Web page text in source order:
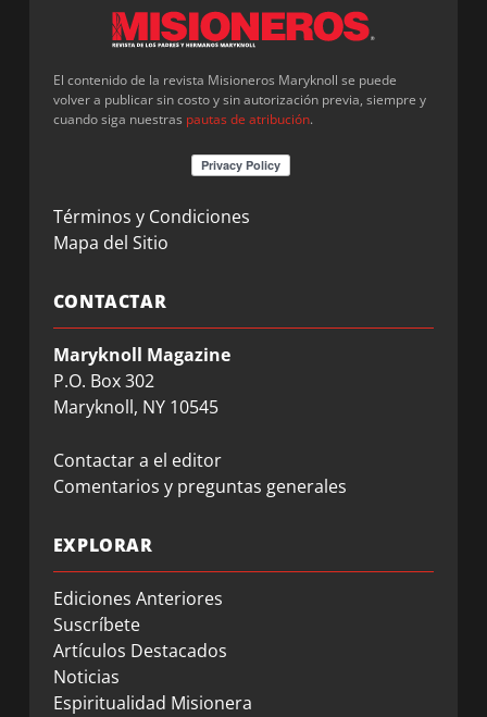
El contenido de la revista Misioneros Maryknoll se puede
volver a publicar sin costo y sin autorización previa, siempre y
cuando siga nuestras pautas de atribución.
Términos y Condiciones
Mapa del Sitio
CONTACTAR
Maryknoll Magazine
P.O. Box 302
Maryknoll, NY 10545
Contactar a el editor
Comentarios y preguntas generales
EXPLORAR
Ediciones Anteriores
Suscríbete
Artículos Destacados
Noticias
Espiritualidad Misionera